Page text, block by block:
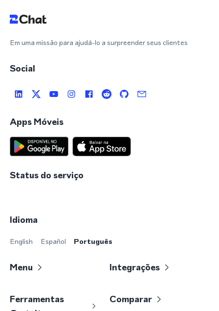
Em uma missão para ajudá-lo a surpreender seus clientes
Social
Apps Móveis
Status do serviço
Idioma
English Español Português
Menu Integrações
Ferramentas
Comparar